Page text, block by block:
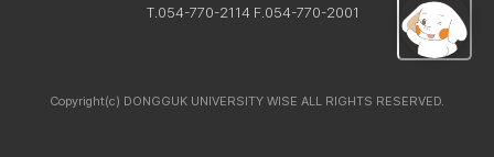
T.054-770-2114 F.054-770-2001
Copyright(c) DONGGUK UNIVERSITY WISE ALL RIGHTS RESERVED.